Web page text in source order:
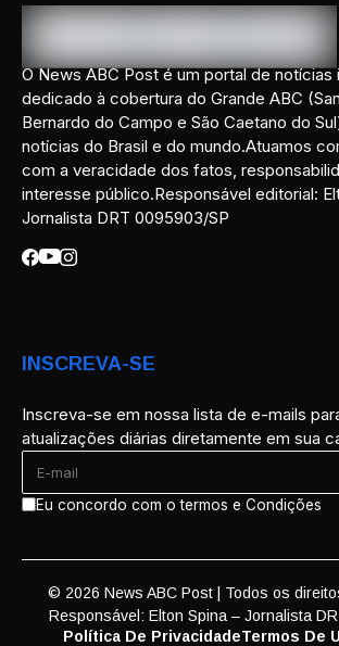
O News ABC Post é um portal de notícias
dedicado à cobertura do Grande ABC
Bernardo do Campo e São Caetano do
notícias do Brasil e do mundo.Atuamos
com a veracidade dos fatos,
interesse público.Responsável editorial:
Jornalista DRT 0095903/SP
INSCREVA-SE
Inscreva-se em nossa lista de e-mails
atualizações diárias diretamente em sua
Eu concordo com o termos e Condições
© 2026 News ABC Post | Todos os
Responsável: Elton Spina – Jornalista
Política De PrivacidadeTermos De